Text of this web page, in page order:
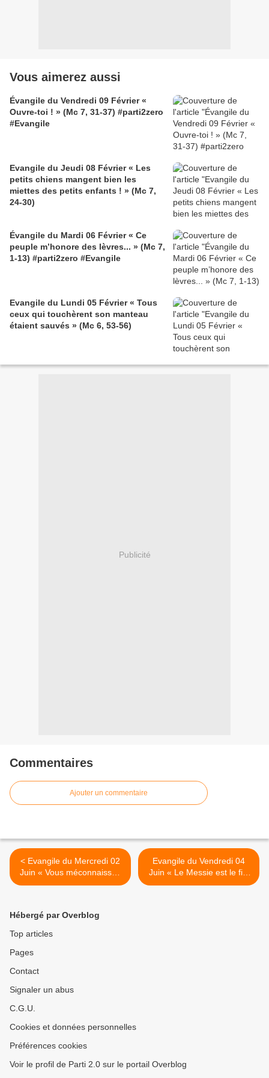
Vous aimerez aussi
Évangile du Vendredi 09 Février «
Ouvre-toi ! » (Mc 7, 31-37) #parti2zero
#Evangile
Evangile du Jeudi 08 Février « Les
petits chiens mangent bien les
miettes des petits enfants ! » (Mc 7,
24-30)
Évangile du Mardi 06 Février « Ce
peuple m’honore des lèvres... » (Mc 7,
1-13) #parti2zero #Evangile
Evangile du Lundi 05 Février « Tous
ceux qui touchèrent son manteau
étaient sauvés » (Mc 6, 53-56)
Publicité
Commentaires
Ajouter un commentaire
< Evangile du Mercredi 02
Juin « Vous méconnaissez
les Écritures et la puissance
Evangile du Vendredi 04
Juin « Le Messie est le fils
de David ? » (Mc 12, 35-37)
Hébergé par Overblog
Top articles
Pages
Contact
Signaler un abus
C.G.U.
Cookies et données personnelles
Préférences cookies
Voir le profil de Parti 2.0 sur le portail Overblog